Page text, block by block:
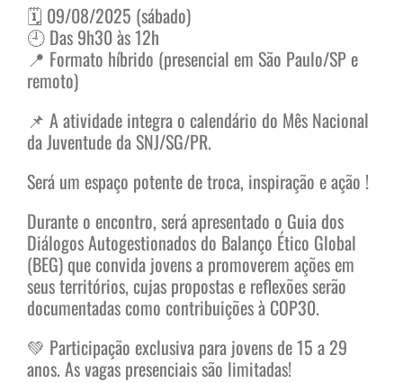
🗓️ 09/08/2025 (sábado)
🕘 Das 9h30 às 12h
📍 Formato híbrido (presencial em São Paulo/SP e
remoto)
📌 A atividade integra o calendário do Mês Nacional
da Juventude da SNJ/SG/PR.
Será um espaço potente de troca, inspiração e ação !
Durante o encontro, será apresentado o Guia dos
Diálogos Autogestionados do Balanço Ético Global
(BEG) que convida jovens a promoverem ações em
seus territórios, cujas propostas e reflexões serão
documentadas como contribuições à COP30.
💚 Participação exclusiva para jovens de 15 a 29
anos. As vagas presenciais são limitadas!